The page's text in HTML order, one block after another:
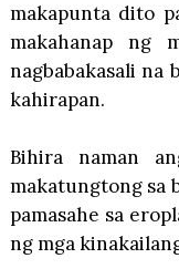
makapunta dito
makahanap ng
nagbabakasali na
kahirapan.
Bihira naman
makatungtong sa
pamasahe sa
ng mga